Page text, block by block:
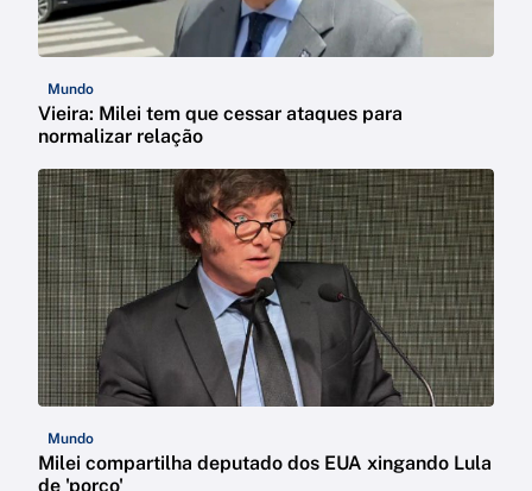
Mundo
Vieira: Milei tem que cessar ataques para
normalizar relação
Mundo
Milei compartilha deputado dos EUA xingando Lula
de 'porco'